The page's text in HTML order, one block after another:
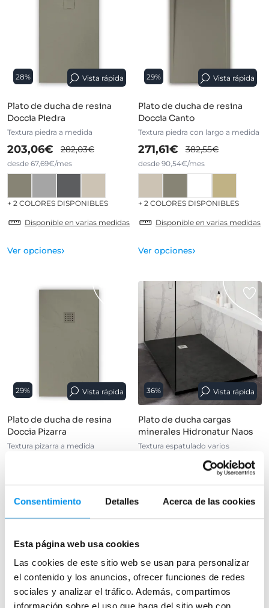
Consentimiento Detalles Acerca de las cookies
Esta página web usa cookies
Las cookies de este sitio web se usan para personalizar
el contenido y los anuncios, ofrecer funciones de redes
sociales y analizar el tráfico. Además, compartimos
28% Vista rápida
Plato de ducha de resina
Doccia Piedra
Textura piedra a medida
203,06€ 282,03€
desde 67,69€/mes
+ 2 COLORES DISPONIBLES
Disponible en varias medidas
Ver opciones›
29% Vista rápida
Plato de ducha de resina
Doccia Canto
Textura piedra con largo a medida
271,61€ 382,55€
desde 90,54€/mes
+ 2 COLORES DISPONIBLES
Disponible en varias medidas
Ver opciones›
29% Vista rápida
Plato de ducha de resina
Doccia Pizarra
Textura pizarra a medida
+ 2 COLORES DISPONIBLES
Ver opciones›
36% Vista rápida
Plato de ducha cargas
minerales Hidronatur Naos
Textura espatulado varios
203,11€
desde 43,33€/mes
Ver opciones›